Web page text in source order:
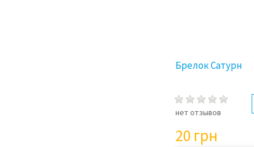
Брелок Сатурн
нет отзывов
20 грн